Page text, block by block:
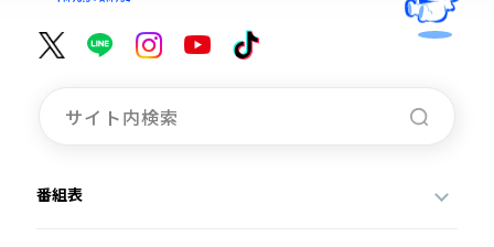
番組表